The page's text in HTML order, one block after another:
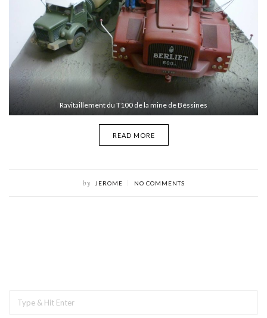
Ravitaillement du T100 de la mine de Béssines
READ MORE
by JEROME NO COMMENTS